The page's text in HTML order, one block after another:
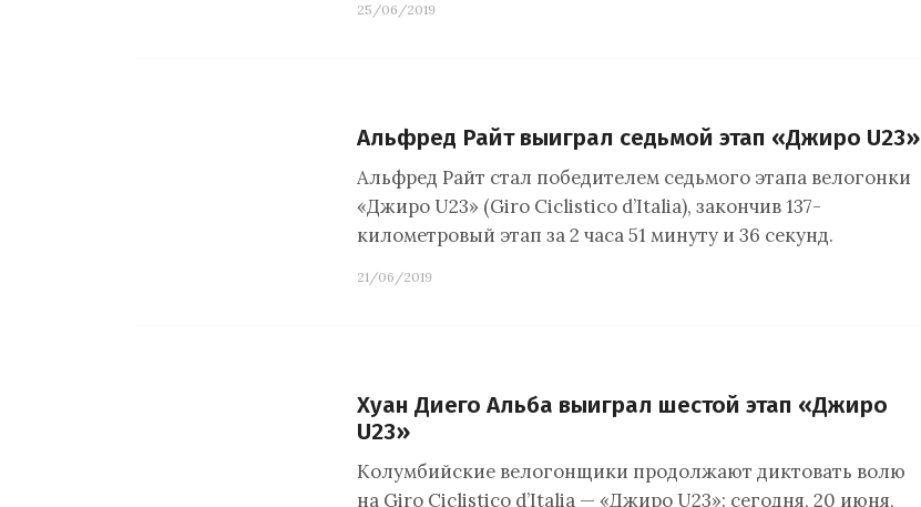
25/06/2019
Альфред Райт выиграл седьмой этап «Джиро U23»
Альфред Райт стал победителем седьмого этапа велогонки
«Джиро U23» (Giro Ciclistico d’Italia), закончив 137-
километровый этап за 2 часа 51 минуту и 36 секунд.
21/06/2019
Хуан Диего Альба выиграл шестой этап «Джиро
U23»
Колумбийские велогонщики продолжают диктовать волю
на Giro Ciclistico d’Italia — «Джиро U23»: сегодня, 20 июня,